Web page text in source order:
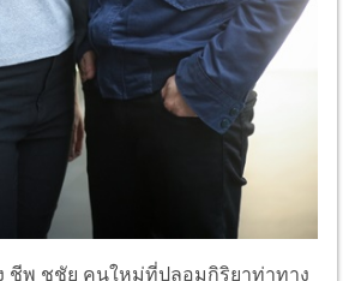
ชีพ ชูชัย คนใหม่ที่ปลอมกิริยาท่าทาง